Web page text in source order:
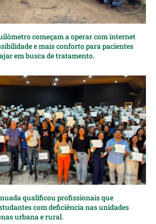
começam a operar com internet
e mais conforto para pacientes
em busca de tratamento.
qualificou profissionais que
com deficiência nas unidades
urbana e rural.